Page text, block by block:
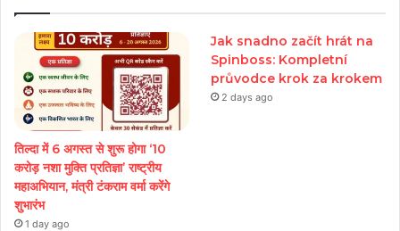
तिल्दा में 6 अगस्त से शुरू होगा ‘10
करोड़ नशा मुक्ति प्रतिज्ञा’ राष्ट्रीय
महाअभियान, मंत्री टंकराम वर्मा करेंगे
शुभारंभ
1 day ago
Jak snadno začít hrát na
Spinboss: Kompletní
průvodce krok za krokem
2 days ago